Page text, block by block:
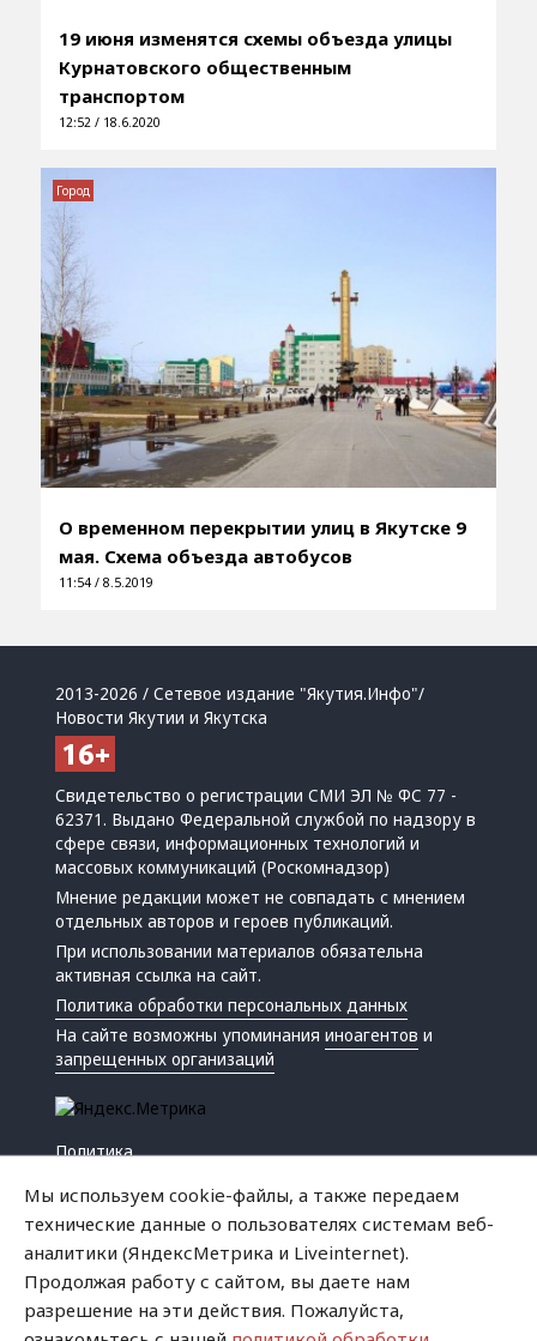
19 июня изменятся схемы объезда улицы
Курнатовского общественным
транспортом
12:52 / 18.6.2020
О временном перекрытии улиц в Якутске 9
мая. Схема объезда автобусов
11:54 / 8.5.2019
Город
2013-2026 / Сетевое издание "Якутия.Инфо"/
Новости Якутии и Якутска
Свидетельство о регистрации СМИ ЭЛ № ФС 77 -
62371. Выдано Федеральной службой по надзору в
сфере связи, информационных технологий и
массовых коммуникаций (Роскомнадзор)
Мнение редакции может не совпадать с мнением
отдельных авторов и героев публикаций.
При использовании материалов обязательна
активная ссылка на сайт.
Политика обработки персональных данных
На сайте возможны упоминанияиноагентов и
запрещенных организаций
Политика
Криминал
Мы используем cookie-файлы, а также передаем
технические данные о пользователях системам веб-
аналитики (ЯндексМетрика и Liveinternet).
Продолжая работу с сайтом, вы даете нам
разрешение на эти действия. Пожалуйста,